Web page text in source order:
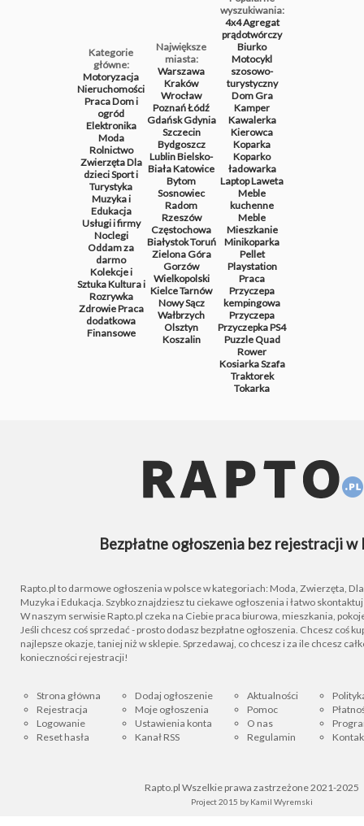
Kategorie
główne:
Motoryzacja
Nieruchomości
PracaDom i
ogród
Elektronika
Moda
Rolnictwo
ZwierzętaDla
dzieciSport i
Turystyka
Muzyka i
Edukacja
Usługi i firmy
Noclegi
Oddam za
darmo
Kolekcje i
SztukaKultura i
Rozrywka
ZdrowiePraca
dodatkowa
Finansowe
Największe
miasta:
Warszawa
Kraków
Wrocław
PoznańŁódź
GdańskGdynia
Szczecin
Bydgoszcz
LublinBielsko-
BiałaKatowice
Bytom
Sosnowiec
Radom
Rzeszów
Częstochowa
BiałystokToruń
Zielona Góra
Gorzów
Wielkopolski
KielceTarnów
Nowy Sącz
Wałbrzych
Olsztyn
Koszalin
wyszukiwania:
4x4Agregat
prądotwórczy
Biurko
Motocykl
szosowo-
turystyczny
DomGra
Kamper
Kawalerka
Kierowca
Koparka
Koparko
ładowarka
LaptopLaweta
Meble
kuchenne
Meble
Mieszkanie
Minikoparka
Pellet
Playstation
Praca
Przyczepa
kempingowa
Przyczepa
PrzyczepkaPS4
PuzzleQuad
Rower
KosiarkaSzafa
Traktorek
Tokarka
Bezpłatne ogłoszenia bez rejestracji w
Rapto.pl to darmowe ogłoszenia w polsce w kategoriach: Moda, Zwierzęta, Dla
Muzyka i Edukacja. Szybko znajdziesz tu ciekawe ogłoszenia i łatwo
W naszym serwisie Rapto.pl czeka na Ciebie praca biurowa, mieszkania,
Jeśli chcesz coś sprzedać - prosto dodasz bezpłatne ogłoszenia. Chcesz coś
najlepsze okazje, taniej niż w sklepie. Sprzedawaj, co chcesz i za ile chcesz
konieczności rejestracji!
Strona główna
Rejestracja
Logowanie
Reset hasła
Dodaj ogłoszenie
Moje ogłoszenia
Ustawienia konta
Kanał RSS
Aktualności
Pomoc
O nas
Regulamin
Rapto.pl Wszelkie prawa zastrzeżone 2021-2025
Project 2015 by Kamil Wyremski